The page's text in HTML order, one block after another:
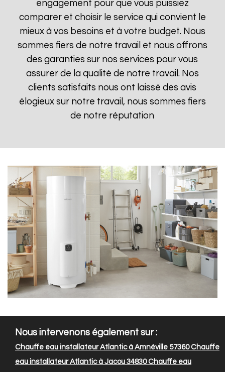
engagement pour que vous puissiez
comparer et choisir le service qui convient le
mieux à vos besoins et à votre budget. Nous
sommes fiers de notre travail et nous offrons
des garanties sur nos services pour vous
assurer de la qualité de notre travail. Nos
clients satisfaits nous ont laissé des avis
élogieux sur notre travail, nous sommes fiers
de notre réputation
Nous intervenons également sur :
Chauffe eau installateur Atlantic à Amnéville 57360Chauffe
eau installateur Atlantic à Jacou 34830Chauffe eau